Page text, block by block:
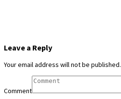
Leave a Reply
Your email address will not be published.
Comment